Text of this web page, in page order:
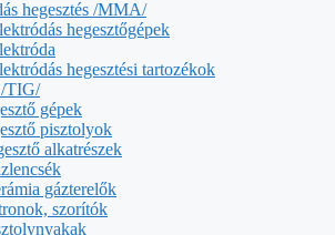
hegesztés /MMA/
hegesztőgépek
hegesztési tartozékok
/TIG/
gépek
pisztolyok
alkatrészek
gázterelők
szorítók